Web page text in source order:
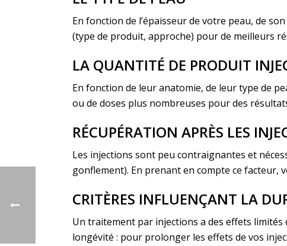
En fonction de l’épaisseur de votre peau, de
(type de produit, approche) pour de meilleurs
LA QUANTITÉ DE PRODUIT
En fonction de leur anatomie, de leur type de
ou de doses plus nombreuses pour des
RÉCUPÉRATION APRÈS LES
Les injections sont peu contraignantes et
gonflement). En prenant en compte ce
CRITÈRES INFLUENÇANT LA
Un traitement par injections a des effets
longévité : pour prolonger les effets de vos